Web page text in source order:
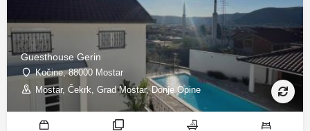
Guesthouse Gerin
Kočine, 88000 Mostar
Mostar, Čekrk, Grad Mostar, Donje Opine